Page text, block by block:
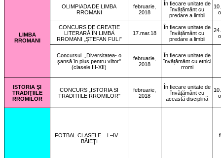
LIMBA
RROMANI
OLIMPIADA DE LIMBA
RROMANI
februarie,
2018
În fiecare unitate de
învățământ cu
predare a limbii
CONCURS DE CREAȚIE
LITERARĂ ÎN LIMBA
RROMANI „ȘTEFAN FULI”
17.mar.18
În fiecare unitate de
învățământ cu
predare a limbii
Concursul
„Diversitatea- o
şansă în plus pentru viitor"
(clasele III-XII)
februarie,
2018
În fiecare unitate de
învățământ cu etnici
rromi
ISTORIA ŞI
TRADIŢIILE
RROMILOR
CONCURS „ISTORIA SI
TRADITIILE RROMILOR"
februarie,
2018
În fiecare unitate de
învățământ cu
această disciplină
FOTBAL CLASELE
I –IV
BĂIEŢI